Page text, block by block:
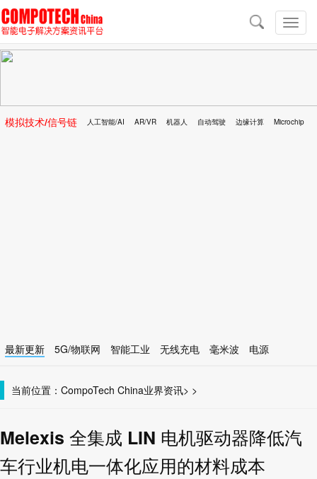
切
换
导
导
航
模拟技术/信号链 人工智能/AI AR/VR 机器人 自动驾驶 边缘计算 Microchip
最新更新 5G/物联网 智能工业 无线充电 毫米波
电源
当前位置： CompoTech China >
业界资讯 >
Melexis 全集成 LIN 电机驱动器降低汽
车行业机电一体化应用的材料成本